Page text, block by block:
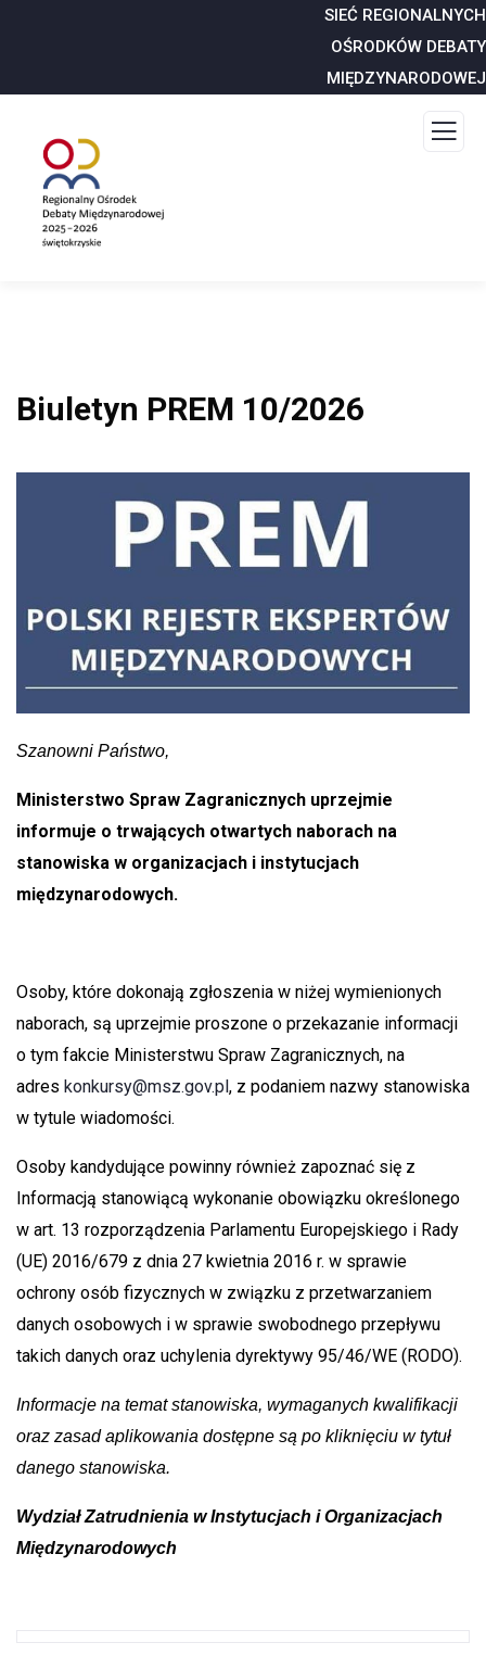
SIEĆ REGIONALNYCH
OŚRODKÓW DEBATY
MIĘDZYNARODOWEJ
Biuletyn PREM 10/2026
Szanowni Państwo,
Ministerstwo Spraw Zagranicznych uprzejmie
informuje o trwających otwartych naborach na
stanowiska w organizacjach i instytucjach
międzynarodowych.
Osoby, które dokonają zgłoszenia w niżej wymienionych
naborach, są uprzejmie proszone o przekazanie informacji
o tym fakcie Ministerstwu Spraw Zagranicznych, na
adres konkursy@msz.gov.pl, z podaniem nazwy stanowiska
w tytule wiadomości.
Osoby kandydujące powinny również zapoznać się z
Informacją stanowiącą wykonanie obowiązku określonego
w art. 13 rozporządzenia Parlamentu Europejskiego i Rady
(UE) 2016/679 z dnia 27 kwietnia 2016 r. w sprawie
ochrony osób fizycznych w związku z przetwarzaniem
danych osobowych i w sprawie swobodnego przepływu
takich danych oraz uchylenia dyrektywy 95/46/WE (RODO).
Informacje na temat stanowiska, wymaganych kwalifikacji
oraz zasad aplikowania dostępne są po kliknięciu w tytuł
danego stanowiska.
Wydział Zatrudnienia w Instytucjach i Organizacjach
Międzynarodowych